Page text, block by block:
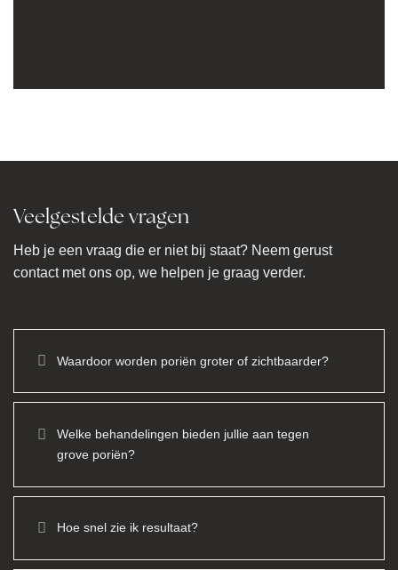
Veelgestelde vragen
Heb je een vraag die er niet bij staat? Neem gerust
contact met ons op, we helpen je graag verder.
Waardoor worden poriën groter of zichtbaarder?
Welke behandelingen bieden jullie aan tegen
grove poriën?
Hoe snel zie ik resultaat?